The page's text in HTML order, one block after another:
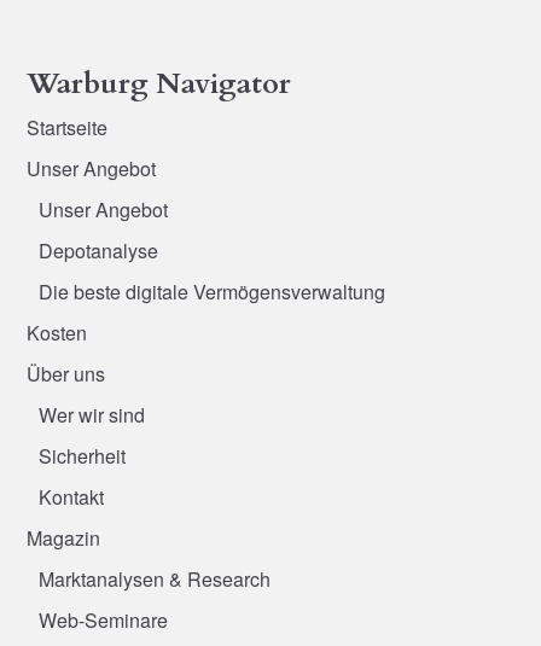
Warburg Navigator
Startseite
Unser Angebot
Unser Angebot
Depotanalyse
Die beste digitale Vermögensverwaltung
Kosten
Über uns
Wer wir sind
Sicherheit
Kontakt
Magazin
Marktanalysen & Research
Web-Seminare